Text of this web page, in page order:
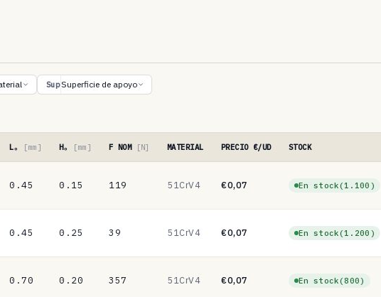
SupSuperficie de apoyo
Lₒ [mm] Hₒ [mm] F NOM [N] MATERIAL PRECIO €/UD STOCK
0.45 0.15 119 51CrV4 €0,07 En stock(1.100)
0.45 0.25 39 51CrV4 €0,07 En stock(1.200)
0.70 0.20 357 51CrV4 €0,07 En stock(800)